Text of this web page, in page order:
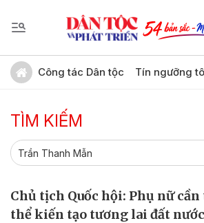
Công tác Dân tộc Tín ngưỡng
TÌM KIẾM
Chủ tịch Quốc hội: Phụ nữ
thể kiến tạo tương lai đất nước